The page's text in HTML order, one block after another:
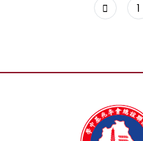
1